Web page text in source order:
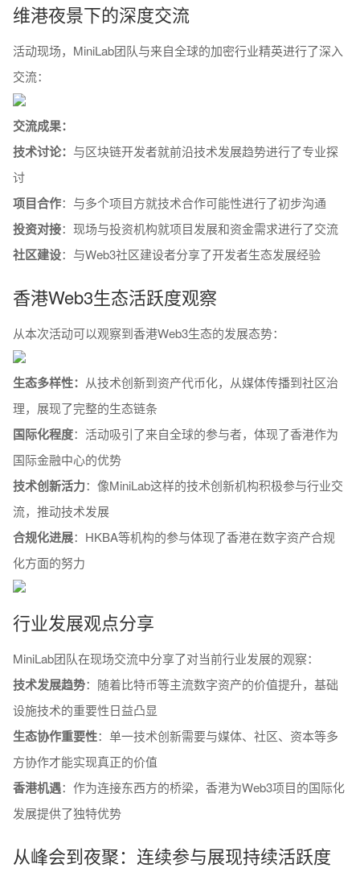
维港夜景下的深度交流
活动现场，MiniLab团队与来自全球的加密行业精英进行了深入
交流：
交流成果：
技术讨论：与区块链开发者就前沿技术发展趋势进行了专业探
讨
项目合作：与多个项目方就技术合作可能性进行了初步沟通
投资对接：现场与投资机构就项目发展和资金需求进行了交流
社区建设：与Web3社区建设者分享了开发者生态发展经验
香港Web3生态活跃度观察
从本次活动可以观察到香港Web3生态的发展态势：
生态多样性： 从技术创新到资产代币化，从媒体传播到社区治
理，展现了完整的生态链条
国际化程度：活动吸引了来自全球的参与者，体现了香港作为
国际金融中心的优势
技术创新活力：像MiniLab这样的技术创新机构积极参与行业交
流，推动技术发展
合规化进展：HKBA等机构的参与体现了香港在数字资产合规
化方面的努力
行业发展观点分享
MiniLab团队在现场交流中分享了对当前行业发展的观察：
技术发展趋势：随着比特币等主流数字资产的价值提升，基础
设施技术的重要性日益凸显
生态协作重要性：单一技术创新需要与媒体、社区、资本等多
方协作才能实现真正的价值
香港机遇：作为连接东西方的桥梁，香港为Web3项目的国际化
发展提供了独特优势
从峰会到夜聚：连续参与展现持续活跃度